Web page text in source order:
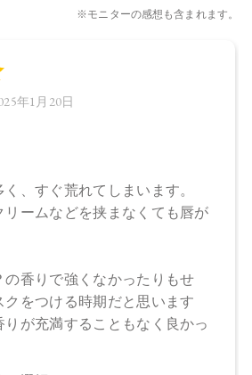
ル、スクワラン、酸化チタン、酸化
酸（Ca／Al）
には、下記品番をお伝え下さい。